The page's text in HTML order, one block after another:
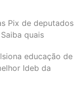
Pix de deputados
quais
educação de
Ideb da